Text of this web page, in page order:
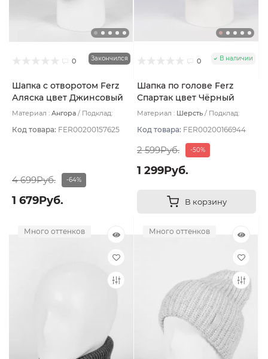
0 Закончился
Шапка с отворотом Ferz
Аляска цвет Джинсовый
Материал : Ангора
Подклад:
Код товара: FER00200157625
4 699Руб. -64%
1 679Руб.
0 В наличии
Шапка по голове Ferz
Спартак цвет Чёрный
Материал : Шерсть
Подклад:
Код товара: FER00200166944
2 599Руб. -50%
1 299Руб.
В корзину
Много оттенков Много оттенков